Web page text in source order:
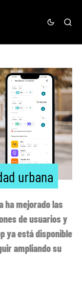
urbana
ha mejorado las
de usuarios y
ya está disponible
ampliando su